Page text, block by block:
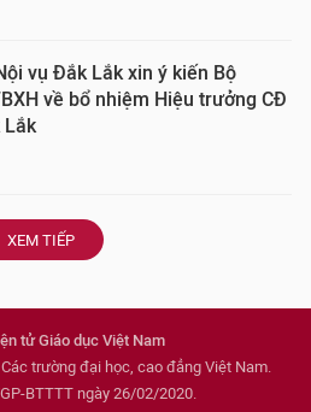
vụ Đắk Lắk xin ý kiến Bộ
về bổ nhiệm Hiệu trưởng CĐ
XEM TIẾP
tử Giáo dục Việt Nam
trường đại học, cao đẳng Việt Nam.
BTTTT ngày 26/02/2020.